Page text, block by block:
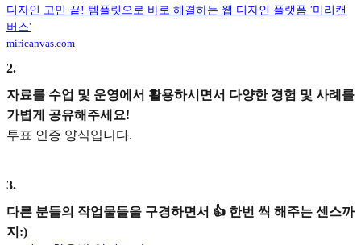
디자인 고민 끝! 템플릿으로 바로 해결하는 웹 디자인 플랫폼 '미리캔
버스'
miricanvas.com
2.
자료를 수업 및 운영에서 활용하시면서 다양한 경험 및 사례를
가볍게 공유해주세요!
투표 인증 양식입니다.
3.
다른 분들의 작업물들을 구경하면서 👍 한번 씩 해주는 센스까
지:)